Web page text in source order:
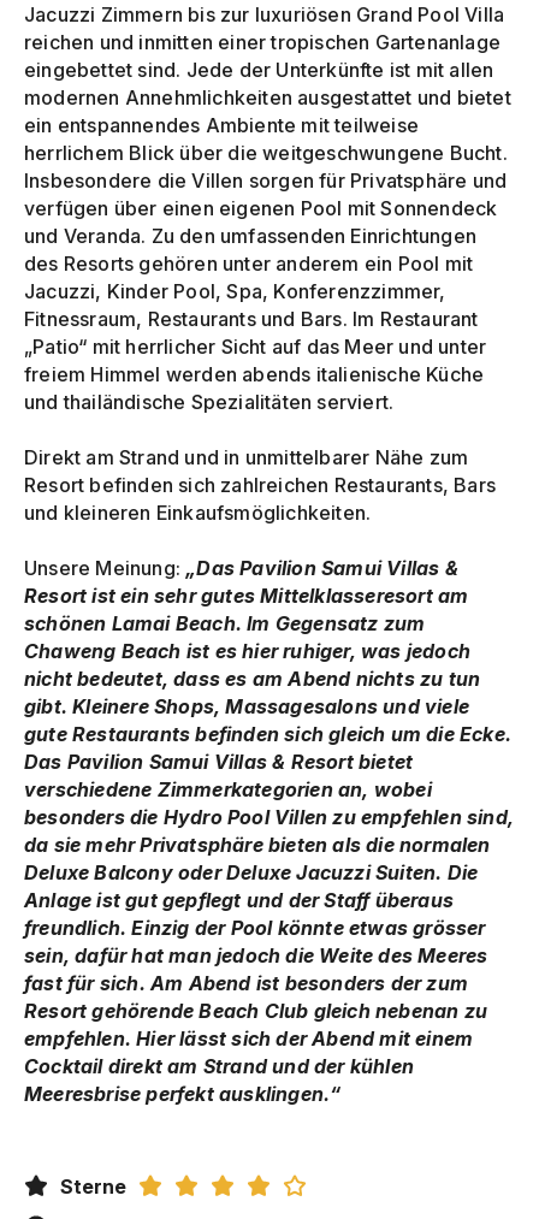
Jacuzzi Zimmern bis zur luxuriösen Grand Pool Villa
reichen und inmitten einer tropischen Gartenanlage
eingebettet sind. Jede der Unterkünfte ist mit allen
modernen Annehmlichkeiten ausgestattet und bietet
ein entspannendes Ambiente mit teilweise
herrlichem Blick über die weitgeschwungene Bucht.
Insbesondere die Villen sorgen für Privatsphäre und
verfügen über einen eigenen Pool mit Sonnendeck
und Veranda. Zu den umfassenden Einrichtungen
des Resorts gehören unter anderem ein Pool mit
Jacuzzi, Kinder Pool, Spa, Konferenzzimmer,
Fitnessraum, Restaurants und Bars. Im Restaurant
„Patio“ mit herrlicher Sicht auf das Meer und unter
freiem Himmel werden abends italienische Küche
und thailändische Spezialitäten serviert.
Direkt am Strand und in unmittelbarer Nähe zum
Resort befinden sich zahlreichen Restaurants, Bars
und kleineren Einkaufsmöglichkeiten.
Unsere Meinung: „Das Pavilion Samui Villas &
Resort ist ein sehr gutes Mittelklasseresort am
schönen Lamai Beach. Im Gegensatz zum
Chaweng Beach ist es hier ruhiger, was jedoch
nicht bedeutet, dass es am Abend nichts zu tun
gibt. Kleinere Shops, Massagesalons und viele
gute Restaurants befinden sich gleich um die Ecke.
Das Pavilion Samui Villas & Resort bietet
verschiedene Zimmerkategorien an, wobei
besonders die Hydro Pool Villen zu empfehlen sind,
da sie mehr Privatsphäre bieten als die normalen
Deluxe Balcony oder Deluxe Jacuzzi Suiten. Die
Anlage ist gut gepflegt und der Staff überaus
freundlich. Einzig der Pool könnte etwas grösser
sein, dafür hat man jedoch die Weite des Meeres
fast für sich. Am Abend ist besonders der zum
Resort gehörende Beach Club gleich nebenan zu
empfehlen. Hier lässt sich der Abend mit einem
Cocktail direkt am Strand und der kühlen
Meeresbrise perfekt ausklingen.“
Sterne